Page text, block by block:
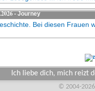
- Journey
Bei diesen Frauen
Ich liebe dich, mich reizt
© 2004-